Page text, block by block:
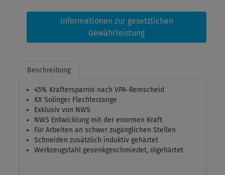
Informationen zur gesetzlichen
Gewährleistung
Beschreibung
45% Kraftersparnis nach VPA-Remscheid
KX Solinger Flechterzange
Exklusiv von NWS
NWS Entwicklung mit der enormen Kraft
Für Arbeiten an schwer zugänglichen Stellen
Schneiden zusätzlich induktiv gehärtet
Werkzeugstahl gesenkgeschmiedet, ölgehärtet